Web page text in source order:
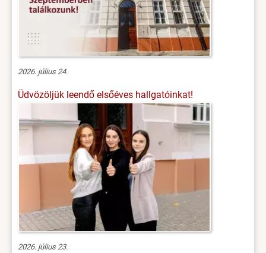
2026. július 24.
Üdvözöljük leendő elsőéves hallgatóinkat!
2026. július 23.